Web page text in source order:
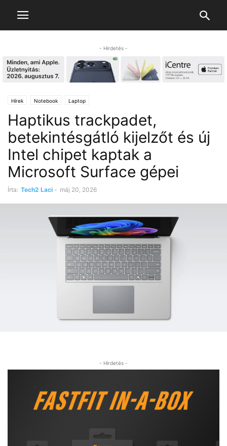
- Hirdetés -
Hírek Notebook Laptop
Haptikus trackpadet,
betekintésgátló kijelzőt és új
Intel chipet kaptak a
Microsoft Surface gépei
Írta: Tech2 Laci - máj 20, 2026
- Hirdetés -